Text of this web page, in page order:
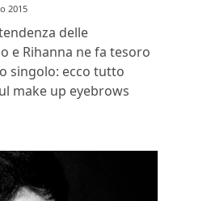
2015
delle
e Rihanna ne fa tesoro
singolo: ecco tutto
make up eyebrows